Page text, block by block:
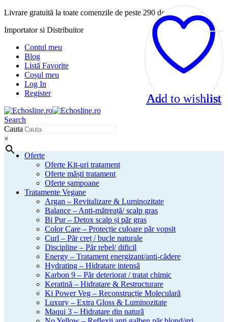
Livrare gratuită la toate comenzile de peste 290 de lei!
Importator si Distribuitor
Contul meu
Blog
Listă Favorite
Coșul meu
Log In
Register
Search
Cauta
×
Oferte
Oferte Kit-uri tratament
Oferte măști tratament
Oferte șampoane
Tratamente Vegane
Argan – Revitalizare & Luminozitate
Balance – Anti-mătreață/ scalp gras
Bi Pur – Detox scalp și păr gras
Color Care – Protecție culoare păr vopsit
Curl – Păr creț / bucle naturale
Discipline – Păr rebel/ dificil
Energy – Tratament energizant/anti-cădere
Hydrating – Hidratare intensă
Karbon 9 – Păr deteriorat / tratat chimic
Keratină – Hidratare & Restructurare
Ki Power Veg – Reconstrucție Moleculară
Luxury – Extra Gloss & Luminozitate
Maqui 3 – Hidratare din natură
Add to wishlist
Add to wishlist
Add to wishlist
Add to wishlist